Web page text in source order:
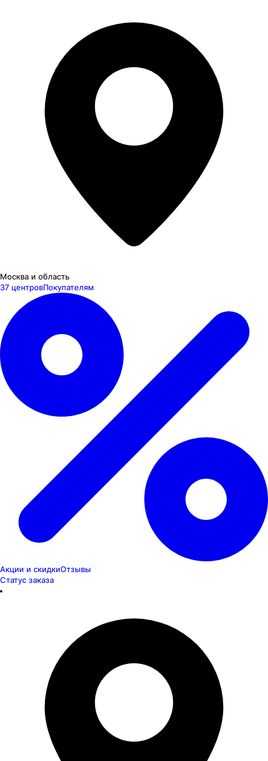
Москва и область
37 центровПокупателям
Акции и скидкиОтзывы
Статус заказа